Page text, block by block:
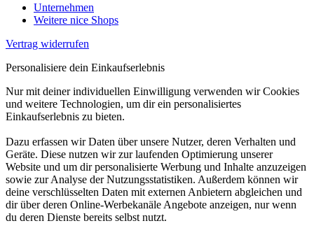
Unternehmen
Weitere nice Shops
Vertrag widerrufen
Personalisiere dein Einkaufserlebnis
Nur mit deiner individuellen Einwilligung verwenden wir Cookies
und weitere Technologien, um dir ein personalisiertes
Einkaufserlebnis zu bieten.
Dazu erfassen wir Daten über unsere Nutzer, deren Verhalten und
Geräte. Diese nutzen wir zur laufenden Optimierung unserer
Website und um dir personalisierte Werbung und Inhalte anzuzeigen
sowie zur Analyse der Nutzungsstatistiken. Außerdem können wir
deine verschlüsselten Daten mit externen Anbietern abgleichen und
dir über deren Online-Werbekanäle Angebote anzeigen, nur wenn
du deren Dienste bereits selbst nutzt.